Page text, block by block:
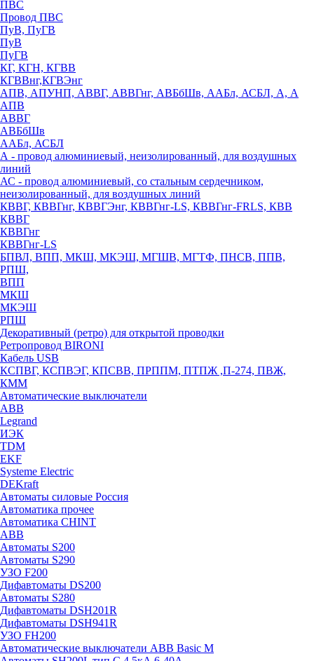
ПВС
Провод ПВС
ПуВ, ПуГВ
ПуВ
ПуГВ
КГ, КГН, КГВВ
КГВВнг,КГВЭнг
АПВ, АПУНП, АВВГ, АВВГнг, АВБбШв, ААБл, АСБЛ, А, А
АПВ
АВВГ
АВБбШв
ААБл, АСБЛ
А - провод алюминиевый, неизолированный, для воздушных
линий
АС - провод алюминиевый, со стальным сердечником,
неизолированный, для воздушных линий
КВВГ, КВВГнг, КВВГЭнг, КВВГнг-LS, КВВГнг-FRLS, КВВ
КВВГ
КВВГнг
КВВГнг-LS
БПВЛ, ВПП, МКШ, МКЭШ, МГШВ, МГТФ, ПНСВ, ППВ,
РПШ,
ВПП
МКШ
МКЭШ
РПШ
Декоративный (ретро) для открытой проводки
Ретропровод BIRONI
Кабель USB
КСПВГ, КСПВЭГ, КПСВВ, ПРППМ, ПТПЖ ,П-274, ПВЖ,
КММ
Автоматические выключатели
ABB
Legrand
ИЭК
TDM
EKF
Systeme Electric
DEKraft
Автоматы силовые Россия
Автоматика прочее
Автоматика CHINT
ABB
Автоматы S200
Автоматы S290
УЗО F200
Дифавтоматы DS200
Автоматы S280
Дифавтоматы DSH201R
Дифавтоматы DSH941R
УЗО FH200
Автоматические выключатели ABB Basic M